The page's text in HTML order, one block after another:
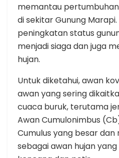
memantau
di sekitar Gunung
peningkatan status
menjadi siaga dan juga
hujan.
Untuk diketahui, awan
awan yang sering
cuaca buruk, terutama
Awan Cumulonimbus
Cumulus yang besar dan
sebagai awan hujan